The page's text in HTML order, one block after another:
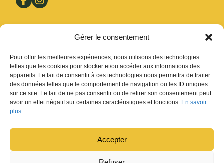
Gérer le consentement
Pour offrir les meilleures expériences, nous utilisons des technologies
telles que les cookies pour stocker et/ou accéder aux informations des
appareils. Le fait de consentir à ces technologies nous permettra de traiter
des données telles que le comportement de navigation ou les ID uniques
sur ce site. Le fait de ne pas consentir ou de retirer son consentement peut
avoir un effet négatif sur certaines caractéristiques et fonctions. En savoir
plus
Accepter
Nous trouver
Inscription Newsletter
Fermetures
Design : Ludovic Chappex & Cédric Raccio
Développement :